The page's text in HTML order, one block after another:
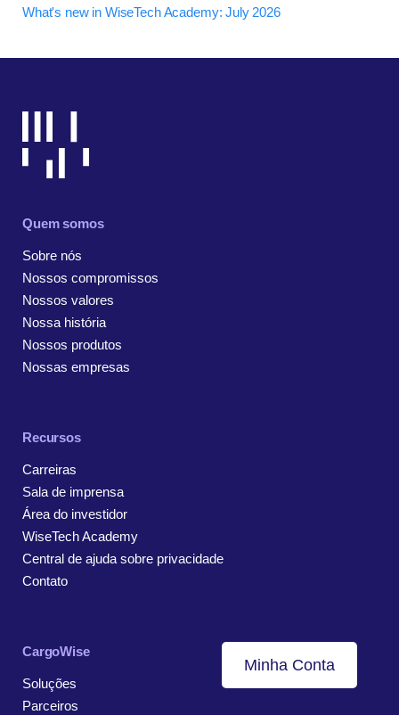
What's new in WiseTech Academy: July 2026
Quem somos
Sobre nós
Nossos compromissos
Nossos valores
Nossa história
Nossos produtos
Nossas empresas
Recursos
Carreiras
Sala de imprensa
Área do investidor
WiseTech Academy
Central de ajuda sobre privacidade
Contato
CargoWise
Soluções
Parceiros
Minha Conta